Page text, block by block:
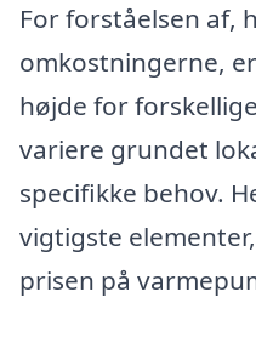
For forståelsen af,
omkostningerne,
højde for
variere grundet
specifikke behov.
vigtigste
prisen på